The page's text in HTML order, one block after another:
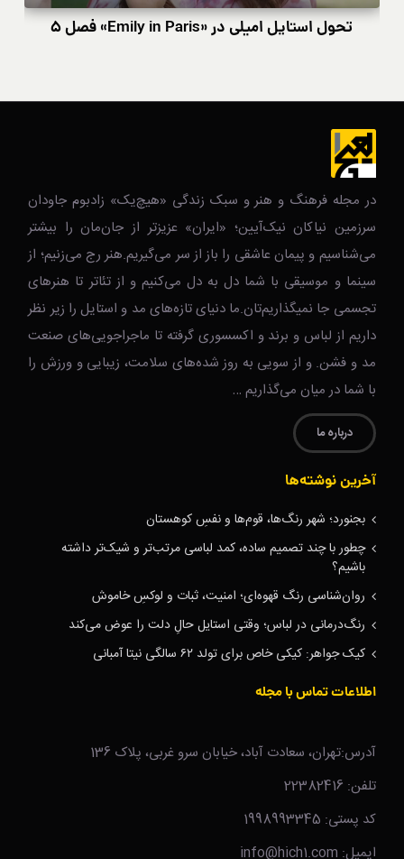
تحول استایل امیلی در «Emily in Paris» فصل ۵
در مجله فرهنگ و هنر و سبک زندگی‌ «هیچ‌یک» زادبوم جاودان
سرزمین نیاکان نیک‌‌‌آیین؛ «ایران» عزیزتر از جان‌مان را بیشتر
می‌شناسیم و پیمان عاشقی را باز از سر می‌گیریم.هنر رج می‌زنیم؛ از
سینما و موسیقی با شما دل به دل می‌کنیم و از تئاتر تا هنرهای
تجسمی جا نمیگذاریم‌تان.ما دنیای تازه‌های مد و استایل را زیر نظر
داریم از لباس و برند و اکسسوری گرفته تا ماجراجویی‌های صنعت
مد و فشن. و از سویی به روز شده‌های سلامت، زیبایی و ورزش را
با شما در میان می‌گذاریم …
درباره ما
آخرین نوشته‌ها
بجنورد؛ شهر رنگ‌ها، قوم‌ها و نفسِ کوهستان
چطور با چند تصمیم ساده، کمد لباسی مرتب‌تر و شیک‌تر داشته
باشیم؟
روان‌شناسی رنگ قهوه‌ای؛ امنیت، ثبات و لوکسِ خاموش
رنگ‌درمانی در لباس؛ وقتی استایل حالِ دلت را عوض می‌کند
کیک جواهر: کیکی خاص برای تولد ۶۲ سالگی نیتا آمبانی
اطلاعات تماس با مجله
آدرس:تهران، سعادت آباد، خیابان سرو غربی، پلاک 136
تلفن: 22382416
کد پستی: 1998993345
ایمیل: info@hich1.com